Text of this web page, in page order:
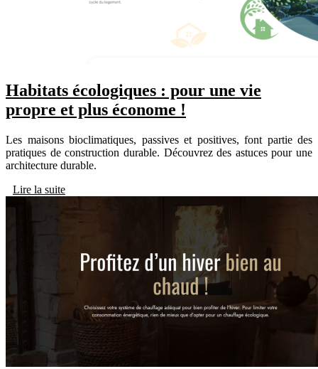
Habitats écologiques : pour une vie
propre et plus économe !
Les maisons bioclimatiques, passives et positives, font partie des
pratiques de construction durable. Découvrez des astuces pour une
architecture durable.
Lire la suite